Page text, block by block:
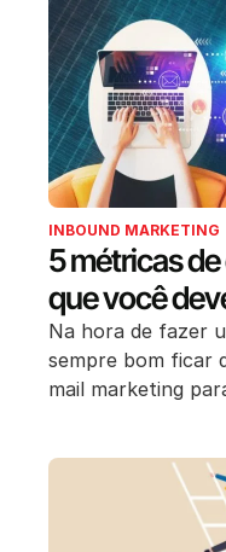
INBOUND MARKETING
5 métricas
que você
Na hora de fazer
sempre bom ficar
mail marketing